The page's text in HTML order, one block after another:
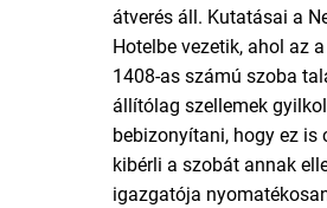
átverés áll. Kutatásai a
Hotelbe vezetik, ahol az
1408-as számú szoba
állítólag szellemek
bebizonyítani, hogy ez is
kibérli a szobát annak
igazgatója